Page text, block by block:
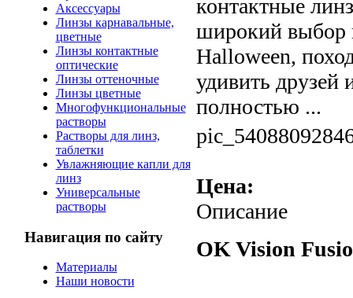
Аксессуары
Линзы карнавальные,
цветные
Линзы контактные
оптические
Линзы оттеночные
Линзы цветные
Многофункциональные
растворы
Растворы для линз,
таблетки
Увлажняющие капли для
линз
Универсальные
растворы
Навигация по сайту
Материалы
Наши новости
контактные
широкий выбор
Halloween,
удивить
полностью ...
Цена:
Описание
OK Vision